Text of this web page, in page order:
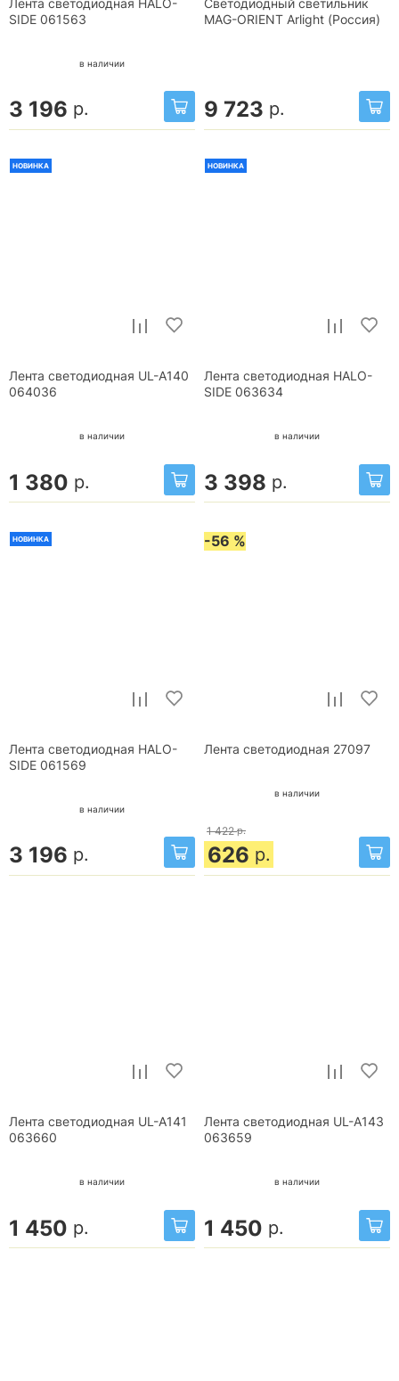
Лента светодиодная HALO-
SIDE 061563
в наличии
3 196 р.
Светодиодный светильник
MAG-ORIENT Arlight (Россия)
9 723 р.
НОВИНКА
Лента светодиодная UL-A140
064036
в наличии
1 380 р.
НОВИНКА
Лента светодиодная HALO-
SIDE 063634
в наличии
3 398 р.
НОВИНКА
Лента светодиодная HALO-
SIDE 061569
в наличии
3 196 р.
-56 %
Лента светодиодная 27097
в наличии
1 422 р.
626 р.
Лента светодиодная UL-A141
063660
в наличии
1 450 р.
Лента светодиодная UL-A143
063659
в наличии
1 450 р.